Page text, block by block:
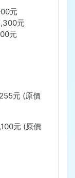
元
元
元
元 (原價
元 (原價